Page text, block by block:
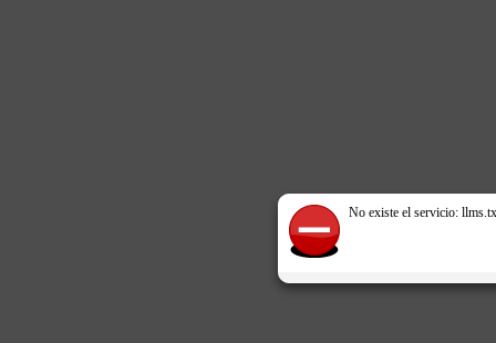
No existe el servicio: